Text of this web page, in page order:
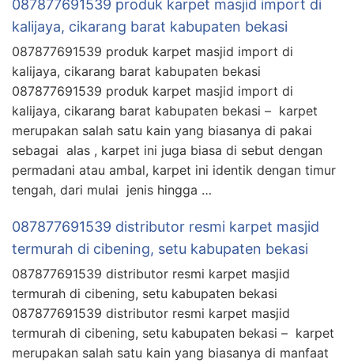
087877691539 produk karpet masjid import di
kalijaya, cikarang barat kabupaten bekasi
087877691539 produk karpet masjid import di
kalijaya, cikarang barat kabupaten bekasi
087877691539 produk karpet masjid import di
kalijaya, cikarang barat kabupaten bekasi – karpet
merupakan salah satu kain yang biasanya di pakai
sebagai alas , karpet ini juga biasa di sebut dengan
permadani atau ambal, karpet ini identik dengan timur
tengah, dari mulai jenis hingga …
087877691539 distributor resmi karpet masjid
termurah di cibening, setu kabupaten bekasi
087877691539 distributor resmi karpet masjid
termurah di cibening, setu kabupaten bekasi
087877691539 distributor resmi karpet masjid
termurah di cibening, setu kabupaten bekasi – karpet
merupakan salah satu kain yang biasanya di manfaat